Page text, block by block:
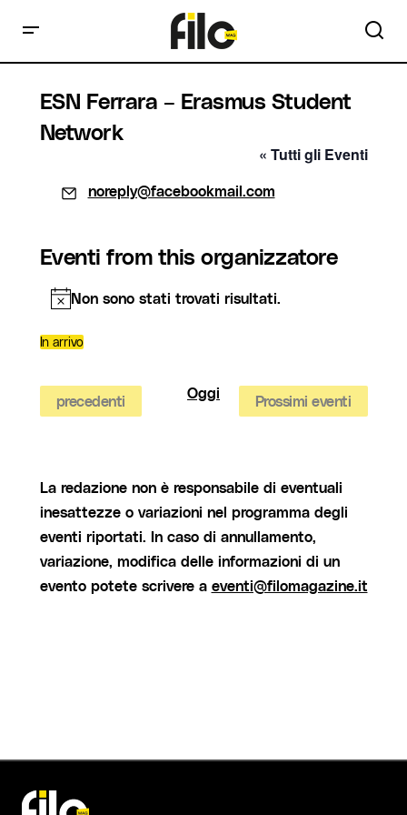
ESN Ferrara – Erasmus Student
Network
« Tutti gli Eventi
Email
noreply@facebookmail.com
Eventi from this organizzatore
Notice
Non sono stati trovati risultati.
In arrivo
data.Eventi
precedenti Oggi Prossimi eventi
La redazione non è responsabile di eventuali
inesattezze o variazioni nel programma degli
eventi riportati. In caso di annullamento,
variazione, modifica delle informazioni di un
evento potete scrivere a eventi@filomagazine.it